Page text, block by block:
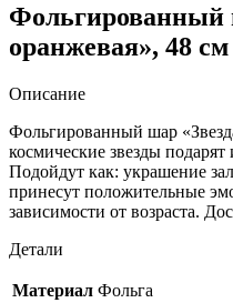
Фольгированный
оранжевая», 48 см
Описание
Фольгированный шар
космические звезды
Подойдут как: украшение
принесут положительные
зависимости от возраста.
Детали
Материал Фольга